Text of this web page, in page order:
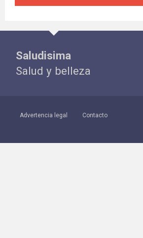
Saludisima
Salud y belleza
Advertencia legal Contacto